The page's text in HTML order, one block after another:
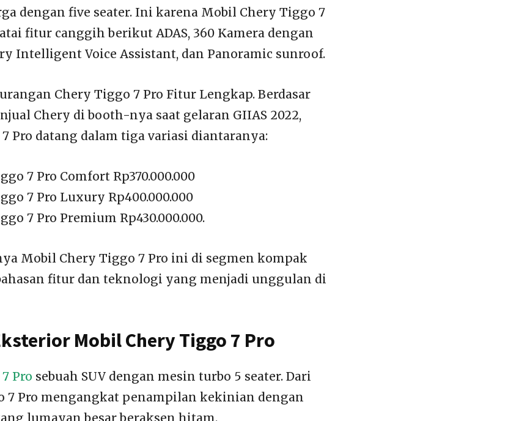
dengan five seater. Ini karena Mobil Chery Tiggo 7
fitur canggih berikut ADAS, 360 Kamera dengan
Intelligent Voice Assistant, dan Panoramic sunroof.
Chery Tiggo 7 Pro Fitur Lengkap. Berdasar
Chery di booth-nya saat gelaran GIIAS 2022,
Pro datang dalam tiga variasi diantaranya:
7 Pro Comfort Rp370.000.000
7 Pro Luxury Rp400.000.000
7 Pro Premium Rp430.000.000.
Mobil Chery Tiggo 7 Pro ini di segmen kompak
fitur dan teknologi yang menjadi unggulan di
Mobil Chery Tiggo 7 Pro
Pro sebuah SUV dengan mesin turbo 5 seater. Dari
7 Pro mengangkat penampilan kekinian dengan
lumayan besar beraksen hitam.